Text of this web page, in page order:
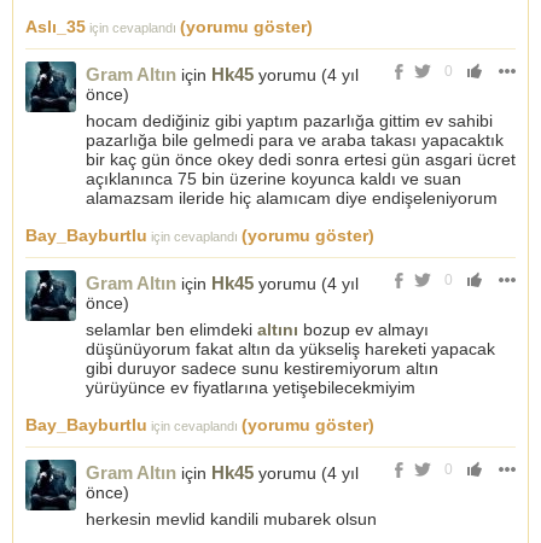
Aslı_35 için cevaplandı (yorumu göster)
0
Gram Altın için Hk45 yorumu (4 yıl
önce)
hocam dediğiniz gibi yaptım pazarlığa gittim ev sahibi
pazarlığa bile gelmedi para ve araba takası yapacaktık
bir kaç gün önce okey dedi sonra ertesi gün asgari ücret
açıklanınca 75 bin üzerine koyunca kaldı ve suan
alamazsam ileride hiç alamıcam diye endişeleniyorum
Bay_Bayburtlu için cevaplandı (yorumu göster)
0
Gram Altın için Hk45 yorumu (4 yıl
önce)
selamlar ben elimdeki altını bozup ev almayı
düşünüyorum fakat altın da yükseliş hareketi yapacak
gibi duruyor sadece sunu kestiremiyorum altın
yürüyünce ev fiyatlarına yetişebilecekmiyim
Bay_Bayburtlu için cevaplandı (yorumu göster)
0
Gram Altın için Hk45 yorumu (4 yıl
önce)
herkesin mevlid kandili mubarek olsun